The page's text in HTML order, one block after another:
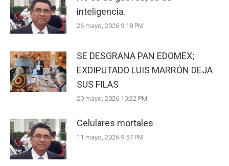
inteligencia.
26 mayo, 2026 9:18 PM
SE DESGRANA PAN EDOMEX;
EXDIPUTADO LUIS MARRÓN DEJA
SUS FILAS
20 mayo, 2026 10:22 PM
Celulares mortales
11 mayo, 2026 9:57 PM